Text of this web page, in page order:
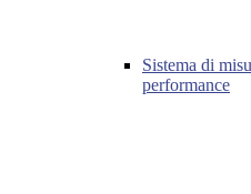
Sistema di
performance